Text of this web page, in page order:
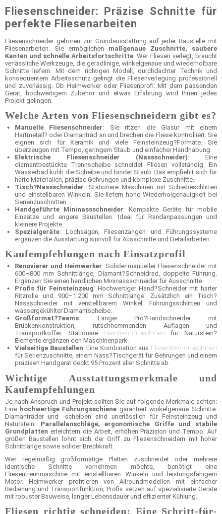
Fliesenschneider: Präzise Schnitte für
perfekte Fliesenarbeiten
Fliesenschneider gehören zur Grundausstattung auf jeder Baustelle mit
Fliesenarbeiten. Sie ermöglichen maßgenaue Zuschnitte, saubere
Kanten und schnelle Arbeitsfortschritte . Wer Fliesen verlegt, braucht
verlässliche Werkzeuge, die geradlinige, winkelgenaue und wiederholbare
Schnitte liefern. Mit dem richtigen Modell, durchdachter Technik und
konsequentem Arbeitsschutz gelingt die Fliesenverlegung professionell
und zuverlässig. Ob Heimwerker oder Fliesenprofi: Mit dem passenden
Gerät, hochwertigem Zubehör und etwas Erfahrung wird Ihnen jedes
Projekt gelingen.
Welche Arten von Fliesenschneidern gibt es?
Manuelle Fliesenschneider: Sie ritzen die Glasur mit einem
Hartmetall? oder Diamantrad an und brechen die Fliese kontrolliert. Sie
eignen sich für Keramik und viele Feinsteinzeug?Formate. Sie
überzeugen mit Tempo, geringem Staub und einfacher Handhabung.
Elektrische Fliesenschneider (Nassschneider): Eine
diamantbestückte Trennscheibe schneidet Fliesen vollständig. Ein
Wasserbad kühlt die Scheibe und bindet Staub. Das empfiehlt sich für
harte Materialien, präzise Gehrungen und komplexe Zuschnitte.
Tisch?Nassschneider: Stationäre Maschinen mit Schiebeschlitten
und einstellbaren Winkeln. Sie liefern hohe Wiederholgenauigkeit bei
Serienzuschnitten.
Handgeführte Mininassschneider: Kompakte Geräte für mobile
Einsätze und engere Baustellen. Ideal für Randanpassungen und
kleinere Projekte.
Spezialgeräte: Lochsägen, Fliesenzangen und Führungssysteme
ergänzen die Ausstattung sinnvoll für Ausschnitte und Detailarbeiten.
Kaufempfehlungen nach Einsatzprofil
Renovierer und Heimwerker: Solider manueller Fliesenschneider mit
600–800 mm Schnittlänge, Diamant?Schneidrad, doppelte Führung.
Ergänzen Sie einen handlichen Mininassschneider für Ausschnitte.
Profis für Feinsteinzeug: Hochwertiger Hand?Schneider mit harter
Ritzrolle und 900–1.200 mm Schnittlänge. Zusätzlich ein Tisch?
Nassschneider mit verstellbarem Winkel, Führungsschlitten und
wassergekühlter Diamantscheibe.
Großformat?Teams: Langer Pro?Handschneider mit
Brückenkonstruktion, rutschhemmenden Auflagen und
Transportkoffer. Stationäre Steintrennmaschinen für Naturstein?
Elemente ergänzen den Maschinenpark.
Vielseitige Baustellen: Eine Kombination aus Fliesentrennmaschinen
für Serienzuschnitte, einem Nass?Tischgerät für Gehrungen und einem
präzisen Handgerät deckt 95 Prozent aller Schnitte ab.
Wichtige Ausstattungsmerkmale und
Kaufempfehlungen
Je nach Anspruch und Projekt sollten Sie auf folgende Merkmale achten:
Eine hochwertige Führungsschiene garantiert winkelgenaue Schnitte.
Diamanträder und -scheiben sind unerlässlich für Feinsteinzeug und
Naturstein. Parallelanschläge, ergonomische Griffe und stabile
Grundplatten erleichtern die Arbeit, erhöhen Präzision und Tempo. Auf
großen Baustellen lohnt sich der Griff zu Fliesenschneidern mit hoher
Schnittlänge sowie solider Brechkraft.
Wer regelmäßig großformatige Platten zuschneidet oder mehrere
identische Schnitte vornehmen möchte, benötigt eine
Fliesentrennmaschine mit einstellbaren Winkeln und leistungsfähigem
Motor. Heimwerker profitieren von Allroundmodellen mit einfacher
Bedienung und Transportfunktion, Profis setzen auf spezialisierte Geräte
mit robuster Bauweise, langer Lebensdauer und effizienter Kühlung.
Fliesen richtig schneiden: Eine Schritt-für-